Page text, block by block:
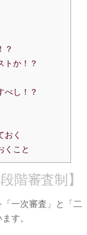
？
トか！？
べし！？
く
くこと
階審査制】
一次審査」と「二
す。